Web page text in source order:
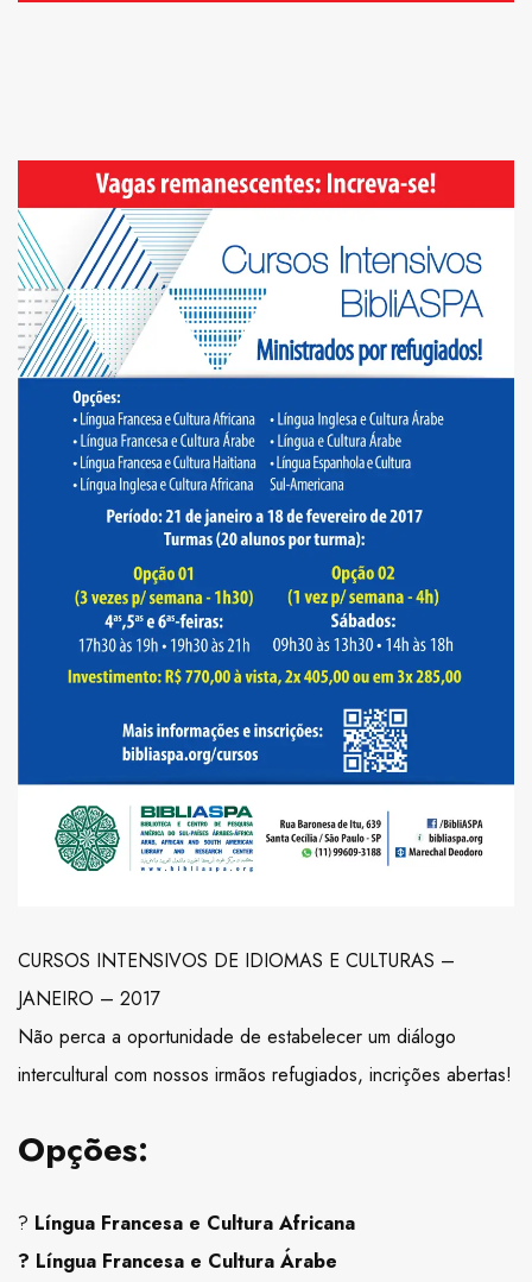
CURSOS INTENSIVOS DE IDIOMAS E CULTURAS –
JANEIRO – 2017
Não perca a oportunidade de estabelecer um diálogo
intercultural com nossos irmãos refugiados, incrições abertas!
Opções:
? Língua Francesa e Cultura Africana
? Língua Francesa e Cultura Árabe